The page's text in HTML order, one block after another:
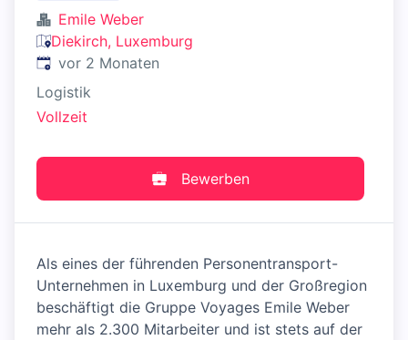
Emile Weber
Diekirch, Luxemburg
Veröffentlicht:
vor 2 Monaten
Logistik
Vollzeit
Bewerben
Als eines der führenden Personentransport-
Unternehmen in Luxemburg und der Großregion
beschäftigt die Gruppe Voyages Emile Weber
mehr als 2.300 Mitarbeiter und ist stets auf der